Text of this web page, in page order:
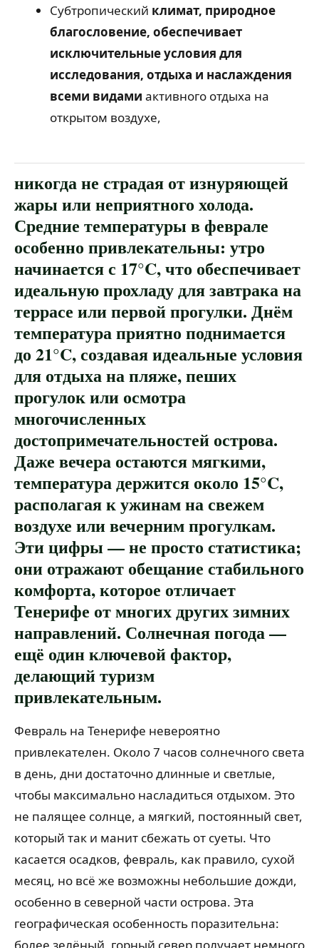
Субтропический климат, природное
благословение, обеспечивает
исключительные условия для
исследования, отдыха и наслаждения
всеми видами активного отдыха на
открытом воздухе,
никогда не страдая от изнуряющей
жары или неприятного холода.
Средние температуры в феврале
особенно привлекательны: утро
начинается с 17°C, что обеспечивает
идеальную прохладу для завтрака на
террасе или первой прогулки. Днём
температура приятно поднимается
до 21°C, создавая идеальные условия
для отдыха на пляже, пеших
прогулок или осмотра
многочисленных
достопримечательностей острова.
Даже вечера остаются мягкими,
температура держится около 15°C,
располагая к ужинам на свежем
воздухе или вечерним прогулкам.
Эти цифры — не просто статистика;
они отражают обещание стабильного
комфорта, которое отличает
Тенерифе от многих других зимних
направлений. Солнечная погода —
ещё один ключевой фактор,
делающий туризм
привлекательным.
Февраль на Тенерифе невероятно
привлекателен. Около 7 часов солнечного света
в день, дни достаточно длинные и светлые,
чтобы максимально насладиться отдыхом. Это
не палящее солнце, а мягкий, постоянный свет,
который так и манит сбежать от суеты. Что
касается осадков, февраль, как правило, сухой
месяц, но всё же возможны небольшие дожди,
особенно в северной части острова. Эта
географическая особенность поразительна: